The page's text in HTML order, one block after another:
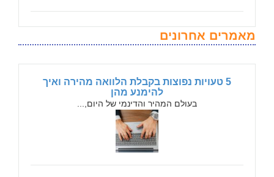
מאמרים אחרונים
5 טעויות נפוצות בקבלת הלוואה מהירה ואיך
להימנע מהן
בעולם המהיר והדינמי של היום,...